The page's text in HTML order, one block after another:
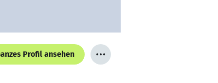
Profil ansehen